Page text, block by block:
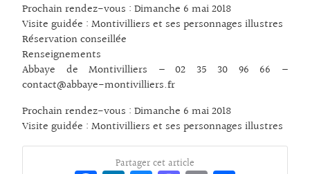
Prochain rendez-vous : Dimanche 6 mai 2018
Visite guidée : Montivilliers et ses personnages illustres
Réservation conseillée
Renseignements
Abbaye de Montivilliers – 02 35 30 96 66 –
contact@abbaye-montivilliers.fr
Prochain rendez-vous : Dimanche 6 mai 2018
Visite guidée : Montivilliers et ses personnages illustres
Partager cet article